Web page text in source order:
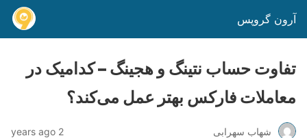
آرون گروپس
تفاوت حساب نتینگ و هجینگ – کدامیک در
معاملات فارکس بهتر عمل می‌کند؟
شهاب سهرابی 2 years ago